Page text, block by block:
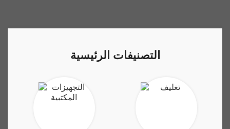
التصنيفات الرئيسية